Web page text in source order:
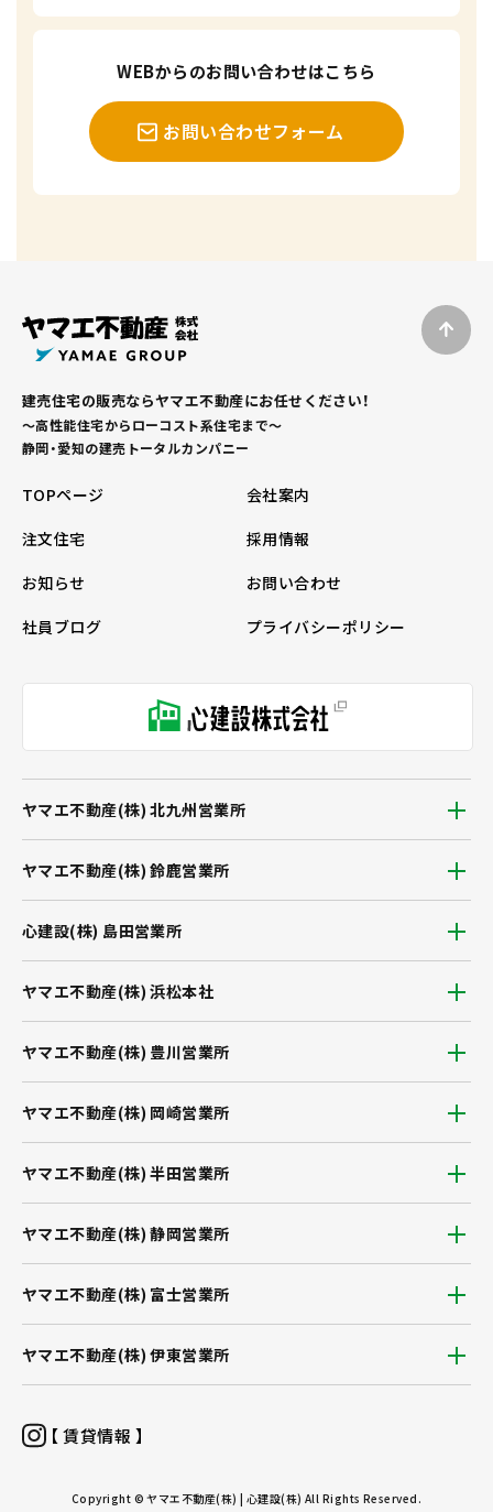
WEBからのお問い合わせはこちら
お問い合わせフォーム
建売住宅の販売ならヤマエ不動産にお任せください！
～高性能住宅からローコスト系住宅まで～
静岡・愛知の建売トータルカンパニー
TOPページ
会社案内
注文住宅
採用情報
お知らせ
お問い合わせ
社員ブログ
プライバシーポリシー
ヤマエ不動産(株) 浜松本社
ヤマエ不動産(株) 静岡営業所
ヤマエ不動産(株) 豊川営業所
ヤマエ不動産(株) 富士営業所
ヤマエ不動産(株) 岡崎営業所
ヤマエ不動産(株) 伊東営業所
ヤマエ不動産(株) 半田営業所
ヤマエ不動産(株) 北九州営業所
ヤマエ不動産(株) 鈴鹿営業所
心建設(株) 島田営業所
【 賃貸情報 】
Copyright © ヤマエ不動産(株) | 心建設(株) All Rights Reserved.